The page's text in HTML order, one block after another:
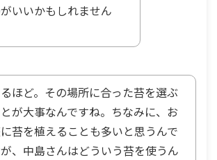
いいかもしれません
ほど。その場所に合った苔を選ぶ
が大事なんですね。ちなみに、お
苔を植えることも多いと思うんで
、中島さんはどういう苔を使うん